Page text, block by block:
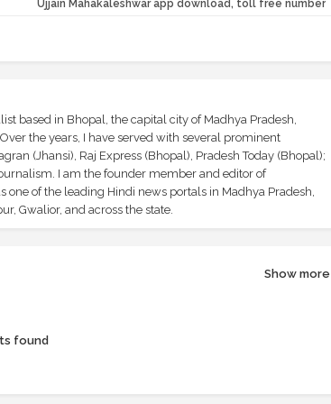
Ujjain Mahakaleshwar app download, toll free number
based in Bhopal, the capital city of Madhya Pradesh,
the years, I have served with several prominent
(Jhansi), Raj Express (Bhopal), Pradesh Today (Bhopal);
I am the founder member and editor of
of the leading Hindi news portals in Madhya Pradesh,
Gwalior, and across the state.
Show more
found